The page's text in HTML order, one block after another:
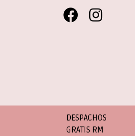
DESPACHOS
GRATIS RM